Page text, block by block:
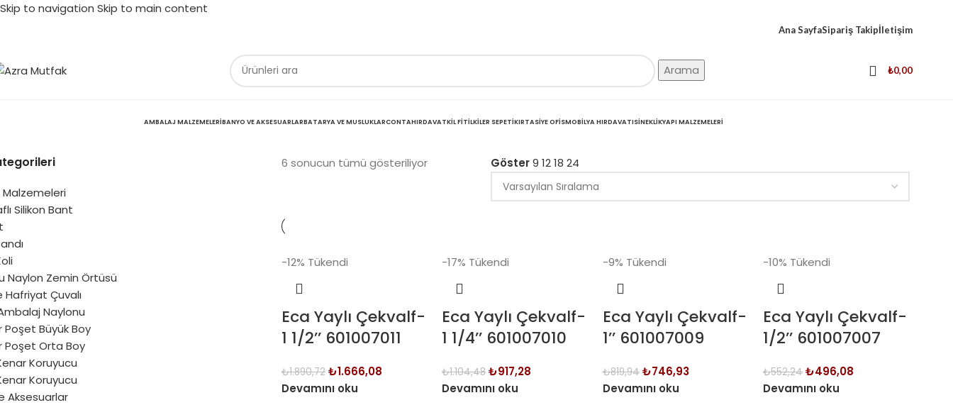
Skip to navigation Skip to main content
Ana SayfaSipariş Takipİletişim
Arama ₺0,00
AMBALAJ MALZEMELERIBANYO VE AKSESUARLARBATARYA VE MUSLUKLARCONTAHIRDAVATKIL FITILKILER SEPETIKIRTASIYE OFISMOBILYA HIRDAVATISINEKLIKYAPI MALZEMELERI
Silikon Bant
Naylon Zemin Örtüsü
Hafriyat Çuvalı
Naylonu
Poşet Büyük Boy
Poşet Orta Boy
Koruyucu
Koruyucu
Aksesuarlar
6 sonucun tümü gösteriliyor Göster9121824
-12% Tükendi
Eca Yaylı Çekvalf-
1 1/2’’ 601007011
₺1.890,72 ₺1.666,08
Devamını oku
-17% Tükendi
Eca Yaylı Çekvalf-
1 1/4’’ 601007010
₺1.104,48 ₺917,28
Devamını oku
-9% Tükendi
Eca Yaylı Çekvalf-
1’’ 601007009
₺819,94 ₺746,93
Devamını oku
-10% Tükendi
Eca Yaylı Çekvalf-
1/2’’ 601007007
₺552,24 ₺496,08
Devamını oku